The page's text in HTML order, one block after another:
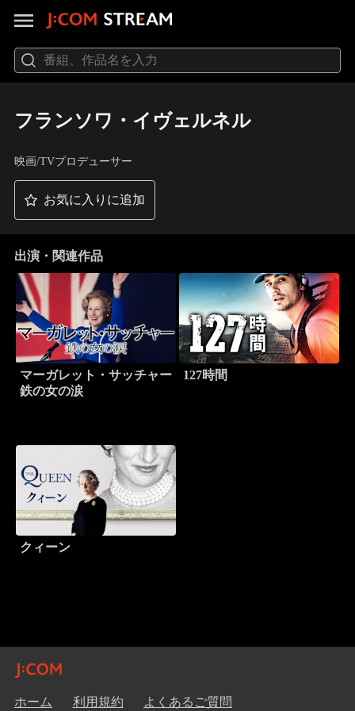
フランソワ・イヴェルネル
映画/TVプロデューサー
お気に入りに追加
出演・関連作品
マーガレット・サッチャー
鉄の女の涙
127時間
クィーン
ホーム 利用規約 よくあるご質問